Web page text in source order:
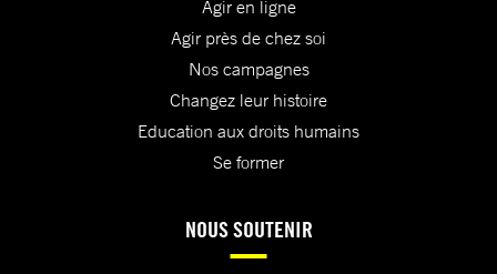
Agir en ligne
Agir près de chez soi
Nos campagnes
Changez leur histoire
Education aux droits humains
Se former
NOUS SOUTENIR